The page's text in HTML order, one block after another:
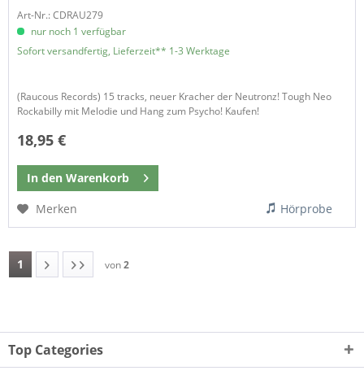
Art-Nr.: CDRAU279
nur noch 1 verfügbar
Sofort versandfertig, Lieferzeit** 1-3 Werktage
(Raucous Records) 15 tracks, neuer Kracher der Neutronz! Tough Neo
Rockabilly mit Melodie und Hang zum Psycho! Kaufen!
18,95 €
In den Warenkorb
Merken
Hörprobe
1 von2
Top Categories